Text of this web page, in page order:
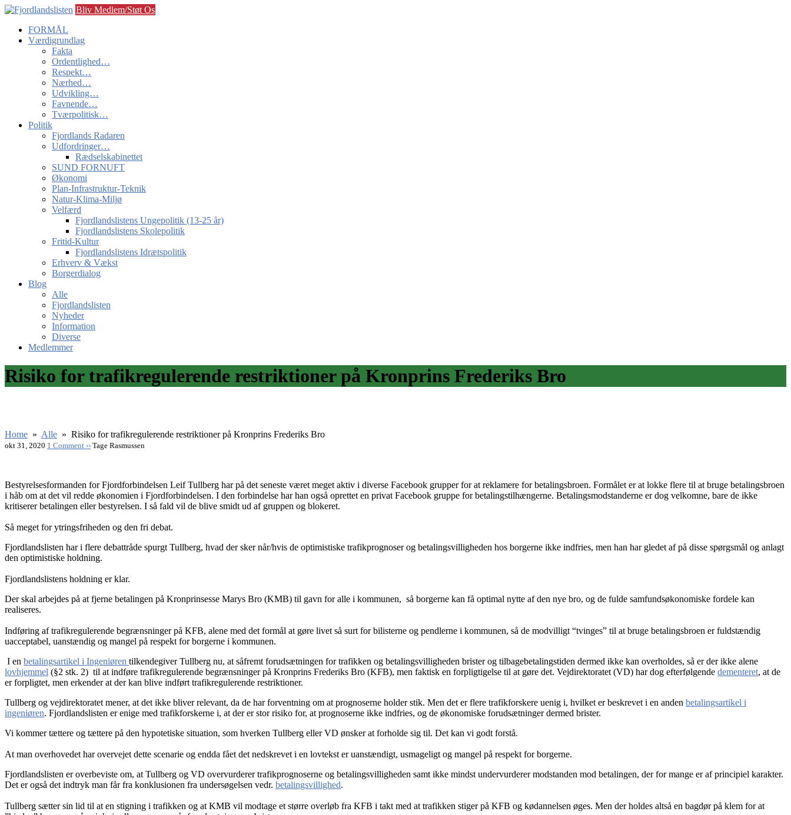
Bliv Medlem/Støt Os
FORMÅL
Værdigrundlag
Fakta
Ordentlighed…
Respekt…
Nærhed…
Udvikling…
Favnende…
Tværpolitisk…
Politik
Fjordlands Radaren
Udfordringer…
Rædselskabinettet
SUND FORNUFT
Økonomi
Plan-Infrastruktur-Teknik
Natur-Klima-Miljø
Velfærd
Fjordlandslistens Ungepolitik (13-25 år)
Fjordlandslistens Skolepolitik
Fritid-Kultur
Fjordlandslistens Idrætspolitik
Erhverv & Vækst
Borgerdialog
Blog
Alle
Fjordlandslisten
Nyheder
Information
Diverse
Medlemmer
Risiko for trafikregulerende restriktioner på Kronprins Frederiks Bro
Home » Alle » Risiko for trafikregulerende restriktioner på Kronprins Frederiks Bro
okt 31, 2020 1 Comment ›› Tage Rasmussen
Bestyrelsesformanden for Fjordforbindelsen Leif Tullberg har på det seneste været meget aktiv i diverse Facebook grupper for at reklamere for betalingsbroen. Formålet er at lokke flere til at bruge betalingsbroen
i håb om at det vil redde økonomien i Fjordforbindelsen. I den forbindelse har han også oprettet en privat Facebook gruppe for betalingstilhængerne. Betalingsmodstanderne er dog velkomne, bare de ikke
kritiserer betalingen eller bestyrelsen. I så fald vil de blive smidt ud af gruppen og blokeret.
Så meget for ytringsfriheden og den fri debat.
Fjordlandslisten har i flere debattråde spurgt Tullberg, hvad der sker når/hvis de optimistiske trafikprognoser og betalingsvilligheden hos borgerne ikke indfries, men han har gledet af på disse spørgsmål og anlagt
den optimistiske holdning.
Fjordlandslistens holdning er klar.
Der skal arbejdes på at fjerne betalingen på Kronprinsesse Marys Bro (KMB) til gavn for alle i kommunen, så borgerne kan få optimal nytte af den nye bro, og de fulde samfundsøkonomiske fordele kan
realiseres.
Indføring af trafikregulerende begrænsninger på KFB, alene med det formål at gøre livet så surt for bilisterne og pendlerne i kommunen, så de modvilligt “tvinges” til at bruge betalingsbroen er fuldstændig
uacceptabel, uanstændig og mangel på respekt for borgerne i kommunen.
I en betalingsartikel i Ingeniøren tilkendegiver Tullberg nu, at såfremt forudsætningen for trafikken og betalingsvilligheden brister og tilbagebetalingstiden dermed ikke kan overholdes, så er der ikke alene
lovhjemmel (§2 stk. 2) til at indføre trafikregulerende begrænsninger på Kronprins Frederiks Bro (KFB), men faktisk en forpligtigelse til at gøre det. Vejdirektoratet (VD) har dog efterfølgende dementeret, at de
er forpligtet, men erkender at der kan blive indført trafikregulerende restriktioner.
Tullberg og vejdirektoratet mener, at det ikke bliver relevant, da de har forventning om at prognoserne holder stik. Men det er flere trafikforskere uenig i, hvilket er beskrevet i en anden betalingsartikel i
ingeniøren. Fjordlandslisten er enige med trafikforskerne i, at der er stor risiko for, at prognoserne ikke indfries, og de økonomiske forudsætninger dermed brister.
Vi kommer tættere og tættere på den hypotetiske situation, som hverken Tullberg eller VD ønsker at forholde sig til. Det kan vi godt forstå.
At man overhovedet har overvejet dette scenarie og endda fået det nedskrevet i en lovtekst er uanstændigt, usmageligt og mangel på respekt for borgerne.
Fjordlandslisten er overbeviste om, at Tullberg og VD overvurderer trafikprognoserne og betalingsvilligheden samt ikke mindst undervurderer modstanden mod betalingen, der for mange er af principiel karakter.
Det er også det indtryk man får fra konklusionen fra undersøgelsen vedr. betalingsvillighed.
Tullberg sætter sin lid til at en stigning i trafikken og at KMB vil modtage et større overløb fra KFB i takt med at trafikken stiger på KFB og kødannelsen øges. Men der holdes altså en bagdør på klem for at